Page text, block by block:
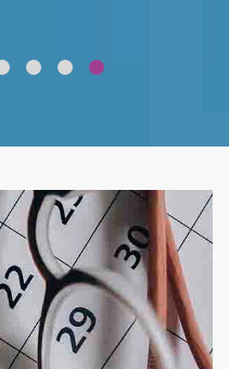
قلوبال لرعاية العين ضعف نظر